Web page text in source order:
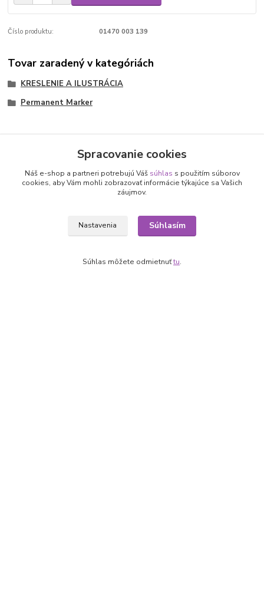
Číslo produktu: 01470 003 139
Tovar zaradený v kategóriách
KRESLENIE A ILUSTRÁCIA
Permanent Marker
Nepremeškajte novinky, akcie a
zľavy!
Prihlásiť sa
spracovaním osobných údajov
Spracovanie cookies
Náš e-shop a partneri potrebujú Váš súhlas s použitím súborov
cookies, aby Vám mohli zobrazovať informácie týkajúce sa Vašich
záujmov.
Nastavenia Súhlasím
Súhlas môžete odmietnuťtu.